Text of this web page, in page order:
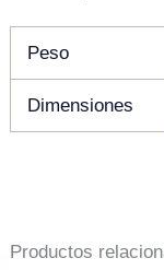
Peso
Dimensiones
Productos